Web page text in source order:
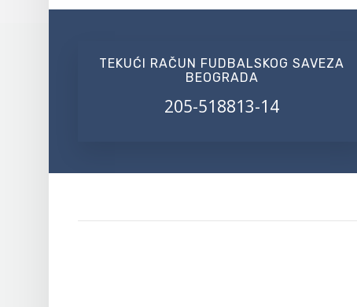
TEKUĆI RAČUN FUDBALSKOG SAVEZA
BEOGRADA
205-518813-14